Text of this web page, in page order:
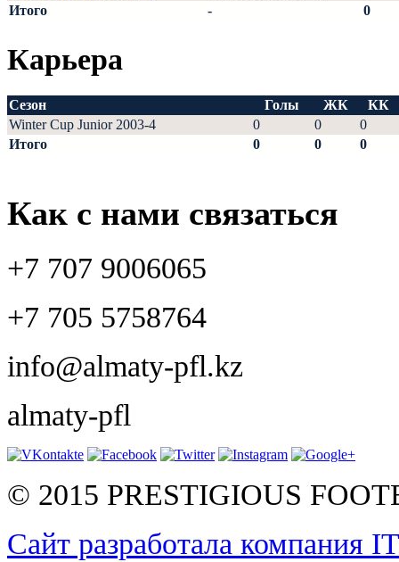
Итого
- 0
Карьера
Сезон Голы ЖК
КК
Winter Cup Junior 2003-4
0 0
0
Итого
0 0 0
Как с нами связаться
+7 707 9006065
+7 705 5758764
info@almaty-pfl.kz
almaty-pfl
© 2015 PRESTIGIOUS
Сайт разработала компания